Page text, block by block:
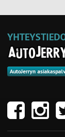
AutoJerryn